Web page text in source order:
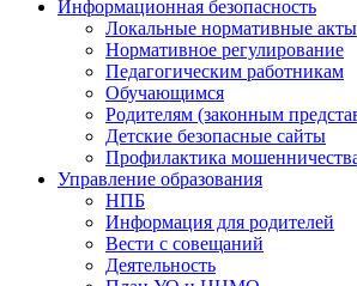
Информационная безопасность
Локальные нормативные акты
Нормативное регулирование
Педагогическим работникам
Обучающимся
Родителям (законным
Детские безопасные сайты
Профилактика
Управление образования
НПБ
Информация для родителей
Вести с совещаний
Деятельность